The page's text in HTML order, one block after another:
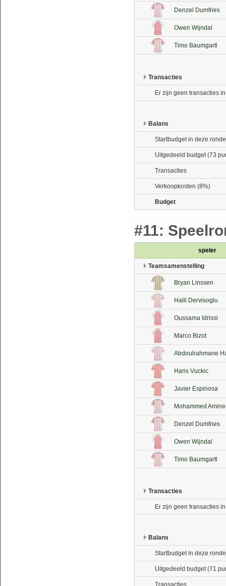
Denzel Dumfries
Owen Wijndal
Timo Baumgartl
Transacties
Er zijn geen transacties
Balans
Startbudget in deze ronde
Uitgedeeld budget (73
Transacties
Verkoopkosten (8%)
Budget
#11:
speler
Teamsamenstelling
Bryan Linssen
Halil Dervisoglu
Oussama Idrissi
Marco Bizot
Abdoulrahmane
Haris Vuckic
Javier Espinosa
Mohammed
Denzel Dumfries
Owen Wijndal
Timo Baumgartl
Transacties
Er zijn geen transacties
Balans
Startbudget in deze ronde
Uitgedeeld budget (71
Transacties